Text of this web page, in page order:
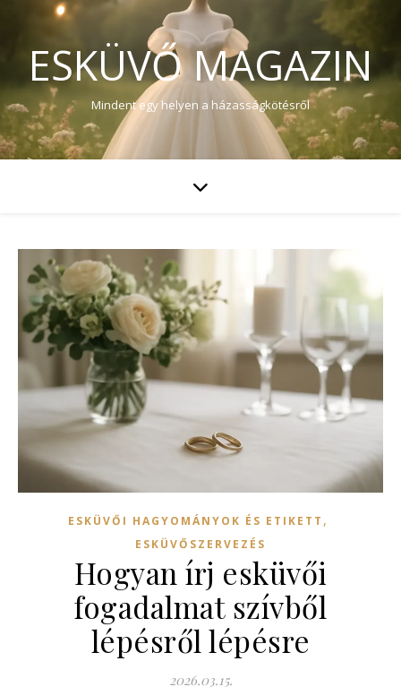
ESKÜVŐ MAGAZIN
Mindent egy helyen a házasságkötésről
ESKÜVŐI HAGYOMÁNYOK ÉS ETIKETT ,
ESKÜVŐSZERVEZÉS
Hogyan írj esküvői
fogadalmat szívből
lépésről lépésre
2026.03.15.